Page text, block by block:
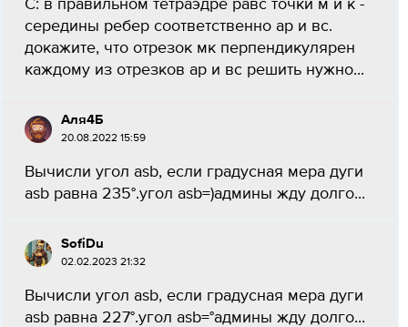
С: в правильном тетраэдре равс точки м и к -
середины ребер соответственно ар и вс.
докажите, что отрезок мк перпендикулярен
каждому из отрезков ар и вс решить нужно...
Аля4Б
20.08.2022 15:59
Вычисли угол asb, если градусная мера дуги
asb равна 235°.угол asb=)админы жду долго...
SofiDu
02.02.2023 21:32
Вычисли угол asb, если градусная мера дуги
asb равна 227°.угол asb=°админы жду долго...